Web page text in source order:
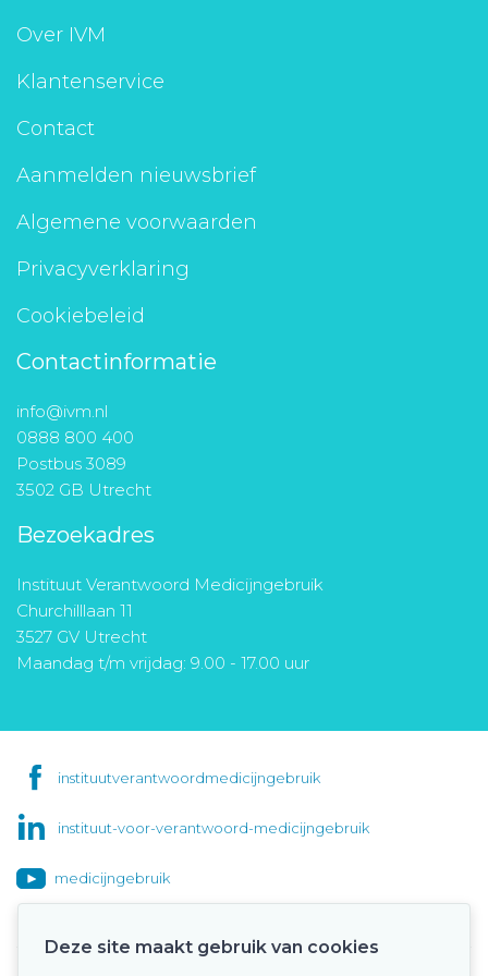
Aanmelden nieuwsbrief
Toegang leeromgeving
Over IVM
Klantenservice
Contact
Aanmelden nieuwsbrief
Algemene voorwaarden
Privacyverklaring
Cookiebeleid
Contactinformatie
info@ivm.nl
0888 800 400
Postbus 3089
3502 GB Utrecht
Bezoekadres
Instituut Verantwoord Medicijngebruik
Churchilllaan 11
3527 GV Utrecht
Maandag t/m vrijdag: 9.00 - 17.00 uur
instituutverantwoordmedicijngebruik
instituut-voor-verantwoord-medicijngebruik
medicijngebruik
Deze site maakt gebruik van cookies